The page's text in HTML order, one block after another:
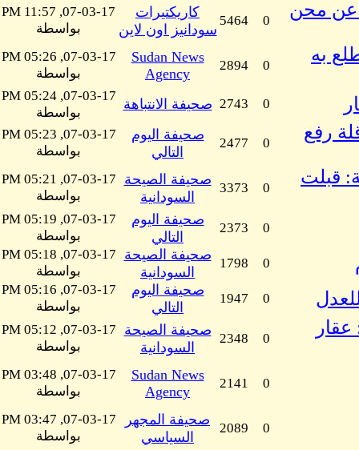
للفنان ود ابو عن محن
0
5464
كاريكتيرات
سودانيز اون لاين
07-03-17, 11:57 PM
بواسطة
به
0
2894
Sudan News
Agency
07-03-17, 05:26 PM
بواسطة
0
2743 صحيفة الانتباهة
07-03-17, 05:24 PM
بواسطة
رفع
0
2477
صحيفة اليوم
التالي
07-03-17, 05:23 PM
بواسطة
قبلت
0
3373
صحيفة الصيحة
السودانية
07-03-17, 05:21 PM
بواسطة
0
2373
صحيفة اليوم
التالي
07-03-17, 05:19 PM
بواسطة
0
1798
صحيفة الصيحة
السودانية
07-03-17, 05:18 PM
بواسطة
0
1947
صحيفة اليوم
التالي
07-03-17, 05:16 PM
بواسطة
0
2348
صحيفة الصيحة
السودانية
07-03-17, 05:12 PM
بواسطة
0
2141
Sudan News
Agency
07-03-17, 03:48 PM
بواسطة
0
2089
صحيفة المجهر
السياسي
07-03-17, 03:47 PM
بواسطة